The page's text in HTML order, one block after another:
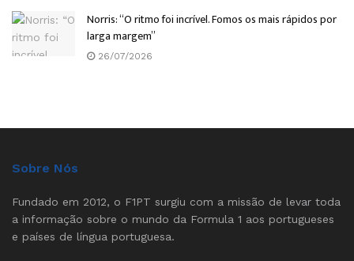
Norris: “O ritmo foi incrível. Fomos os mais rápidos por
larga margem”
26/07/2026
Sobre Nós
Fundado em 2012, o F1PT surgiu com a missão de levar toda
a informação sobre o mundo da Formula 1 aos portugueses
e países de língua portuguesa.